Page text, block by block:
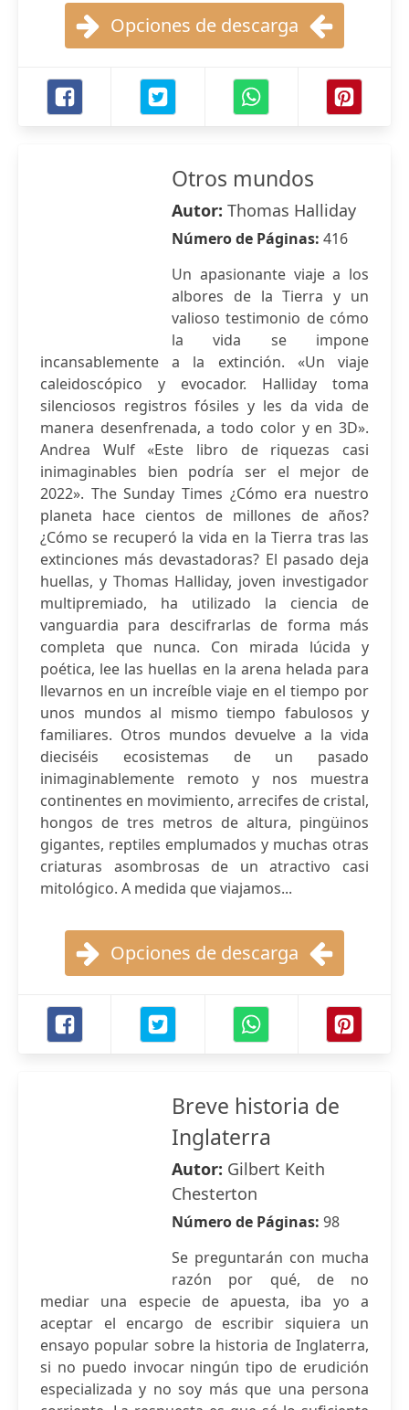
Opciones de descarga
Otros mundos
Autor: Thomas Halliday
Número de Páginas: 416
Un apasionante viaje a los
albores de la Tierra y un
valioso testimonio de cómo
la vida se impone
incansablemente a la extinción. «Un viaje
caleidoscópico y evocador. Halliday toma
silenciosos registros fósiles y les da vida de
manera desenfrenada, a todo color y en 3D».
Andrea Wulf «Este libro de riquezas casi
inimaginables bien podría ser el mejor de
2022». The Sunday Times ¿Cómo era nuestro
planeta hace cientos de millones de años?
¿Cómo se recuperó la vida en la Tierra tras las
extinciones más devastadoras? El pasado deja
huellas, y Thomas Halliday, joven investigador
multipremiado, ha utilizado la ciencia de
vanguardia para descifrarlas de forma más
completa que nunca. Con mirada lúcida y
poética, lee las huellas en la arena helada para
llevarnos en un increíble viaje en el tiempo por
unos mundos al mismo tiempo fabulosos y
familiares. Otros mundos devuelve a la vida
dieciséis ecosistemas de un pasado
inimaginablemente remoto y nos muestra
continentes en movimiento, arrecifes de cristal,
hongos de tres metros de altura, pingüinos
gigantes, reptiles emplumados y muchas otras
criaturas asombrosas de un atractivo casi
mitológico. A medida que viajamos...
Opciones de descarga
Breve historia de
Inglaterra
Autor: Gilbert Keith
Chesterton
Número de Páginas: 98
Se preguntarán con mucha
razón por qué, de no
mediar una especie de apuesta, iba yo a
aceptar el encargo de escribir siquiera un
ensayo popular sobre la historia de Inglaterra,
si no puedo invocar ningún tipo de erudición
especializada y no soy más que una persona